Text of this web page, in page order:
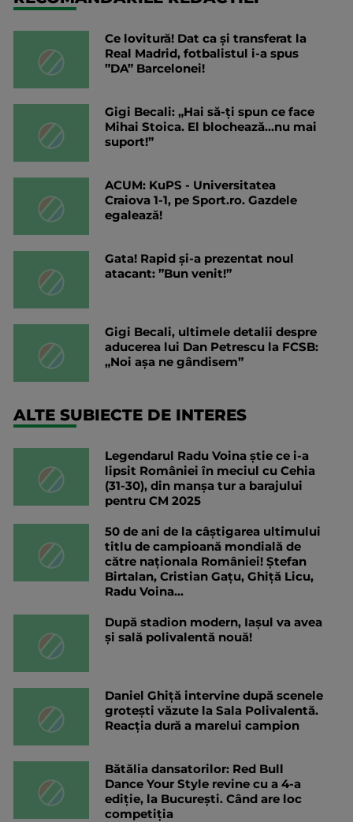
Ce lovitură! Dat ca și transferat la
Real Madrid, fotbalistul i-a spus
”DA” Barcelonei!
Gigi Becali: „Hai să-ți spun ce face
Mihai Stoica. El blochează...nu mai
suport!”
ACUM: KuPS - Universitatea
Craiova 1-1, pe Sport.ro. Gazdele
egalează!
Gata! Rapid și-a prezentat noul
atacant: ”Bun venit!”
Gigi Becali, ultimele detalii despre
aducerea lui Dan Petrescu la FCSB:
„Noi așa ne gândisem”
ALTE SUBIECTE DE INTERES
Legendarul Radu Voina știe ce i-a
lipsit României în meciul cu Cehia
(31-30), din manșa tur a barajului
pentru CM 2025
50 de ani de la câştigarea ultimului
titlu de campioană mondială de
către naționala României! Ștefan
Birtalan, Cristian Gațu, Ghiță Licu,
Radu Voina...
După stadion modern, Iașul va avea
și sală polivalentă nouă!
Daniel Ghiță intervine după scenele
grotești văzute la Sala Polivalentă.
Reacția dură a marelui campion
Bătălia dansatorilor: Red Bull
Dance Your Style revine cu a 4-a
ediție, la București. Când are loc
competiția